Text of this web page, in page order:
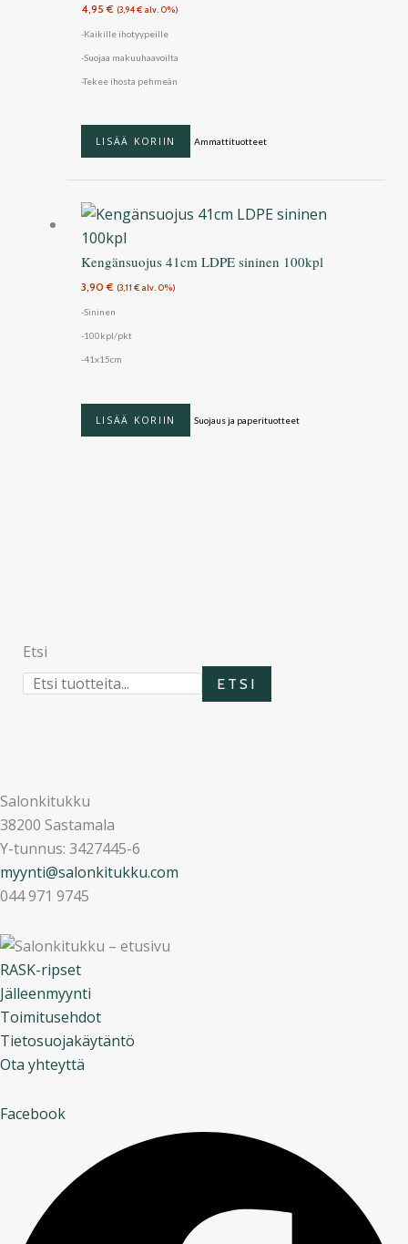
4,95€ (3,94€alv. 0%)
-Kaikille ihotyypeille
-Suojaa makuuhaavoilta
-Tekee ihosta pehmeän
LISÄÄ KORIIN Ammattituotteet
Kengänsuojus 41cm LDPE sininen 100kpl
3,90€ (3,11 €alv. 0%)
-Sininen
-100kpl/pkt
-41x15cm
LISÄÄ KORIIN Suojaus ja paperituotteet
Etsi
ETSI
Salonkitukku
38200 Sastamala
Y-tunnus: 3427445-6
myynti@salonkitukku.com
044 971 9745
RASK-ripset
Jälleenmyynti
Toimitusehdot
Tietosuojakäytäntö
Ota yhteyttä
Facebook